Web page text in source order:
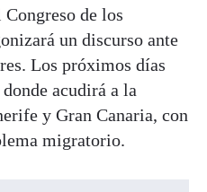
de los
un discurso ante
Los próximos días
acudirá a la
y Gran Canaria, con
migratorio.